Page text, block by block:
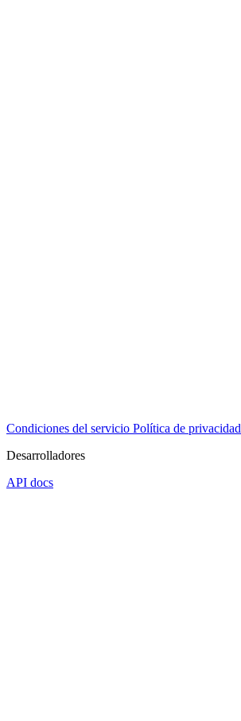
Condiciones del servicio Política de privacidad
Desarrolladores
API docs